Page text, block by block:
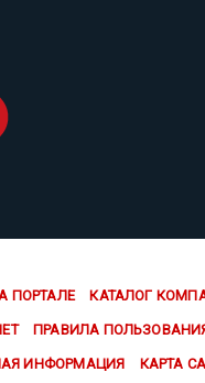
ПОРТАЛЕ КАТАЛОГ
ПРАВИЛА
ИНФОРМАЦИЯ КАРТА